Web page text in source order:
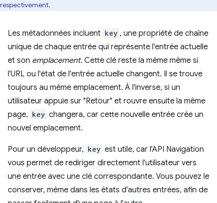
respectivement.
Les métadonnées incluent key , une propriété de chaîne
unique de chaque entrée qui représente l'entrée actuelle
et son emplacement. Cette clé reste la même même si
l'URL ou l'état de l'entrée actuelle changent. Il se trouve
toujours au même emplacement. À l'inverse, si un
utilisateur appuie sur "Retour" et rouvre ensuite la même
page, key changera, car cette nouvelle entrée crée un
nouvel emplacement.
Pour un développeur, key est utile, car l'API Navigation
vous permet de rediriger directement l'utilisateur vers
une entrée avec une clé correspondante. Vous pouvez le
conserver, même dans les états d'autres entrées, afin de